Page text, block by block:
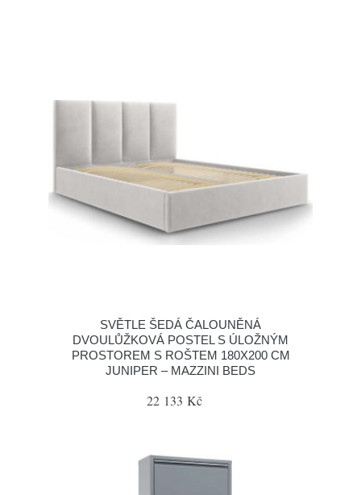
SVĚTLE ŠEDÁ ČALOUNĚNÁ
DVOULŮŽKOVÁ POSTEL S ÚLOŽNÝM
PROSTOREM S ROŠTEM 180X200 CM
JUNIPER – MAZZINI BEDS
22 133 Kč